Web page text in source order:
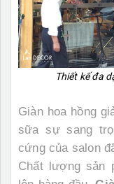
Thiết kế đa
Giàn hoa hồng
sữa sự sang
cứng của salon
Chất lượng sản